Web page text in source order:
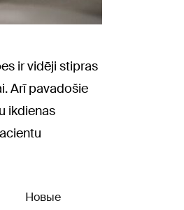
ir vidēji stipras
Arī pavadošie
ikdienas
Новые